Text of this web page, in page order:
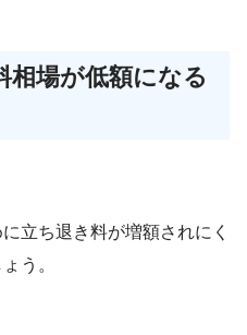
場が低額になる
立ち退き料が増額されにく
う。